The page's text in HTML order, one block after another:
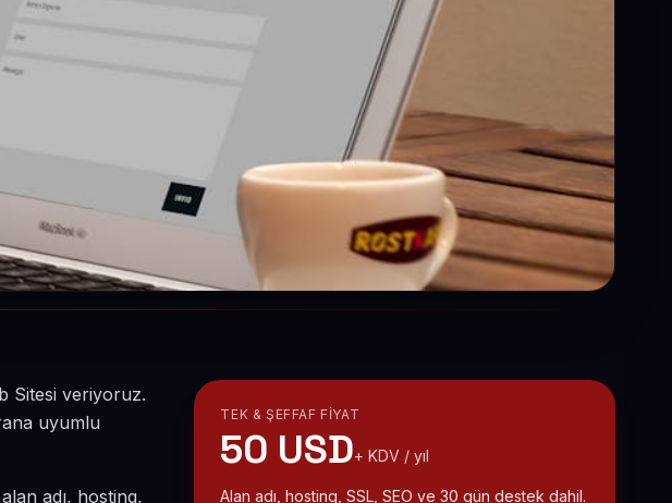
Sitesi veriyoruz.
uyumlu
adı, hosting,
TEK & ŞEFFAF FIYAT
50 USD+ KDV / yıl
Alan adı, hosting, SSL, SEO ve 30 gün destek dahil.